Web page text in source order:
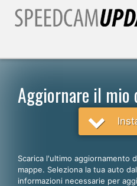
Italiano
Aggiornare il mio
Scarica l'ultimo aggiornamento
mappe. Seleziona la tua auto
informazioni necessarie per